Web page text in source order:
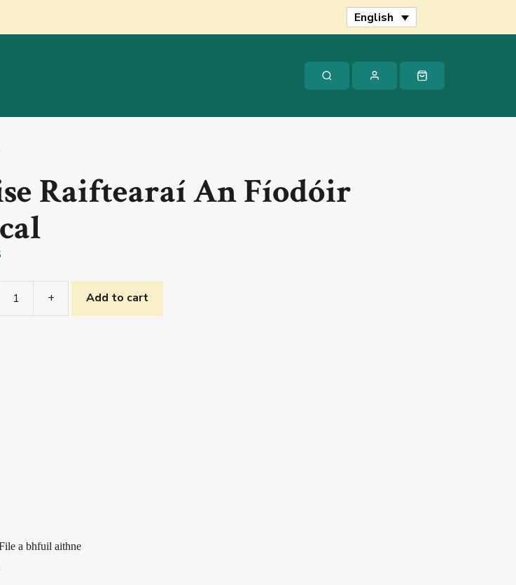
English
Raiftearaí An Fíodóir
+ Add to cart
a bhfuil aithne